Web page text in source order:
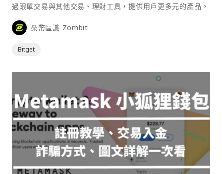
過跟單交易與其他交易、理財工具，提供用戶更多元的產品。
桑幣區識 Zombit
Bitget